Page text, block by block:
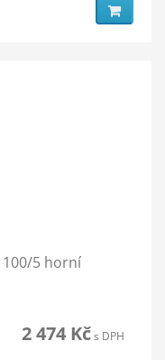
100/5 horní
2 474 Kčs DPH